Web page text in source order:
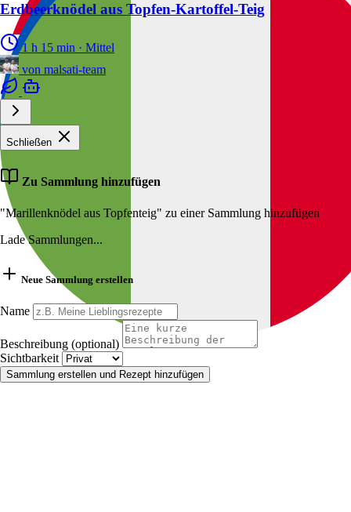
Erdbeerknödel aus Topfen-Kartoffel-Teig
1 h 15 min · Mittel
von malsati-team
Schließen
Zu Sammlung hinzufügen
"Marillenknödel aus Topfenteig" zu einer Sammlung hinzufügen
Lade Sammlungen...
Neue Sammlung erstellen
Name
Beschreibung (optional)
Sichtbarkeit
Sammlung erstellen und Rezept hinzufügen